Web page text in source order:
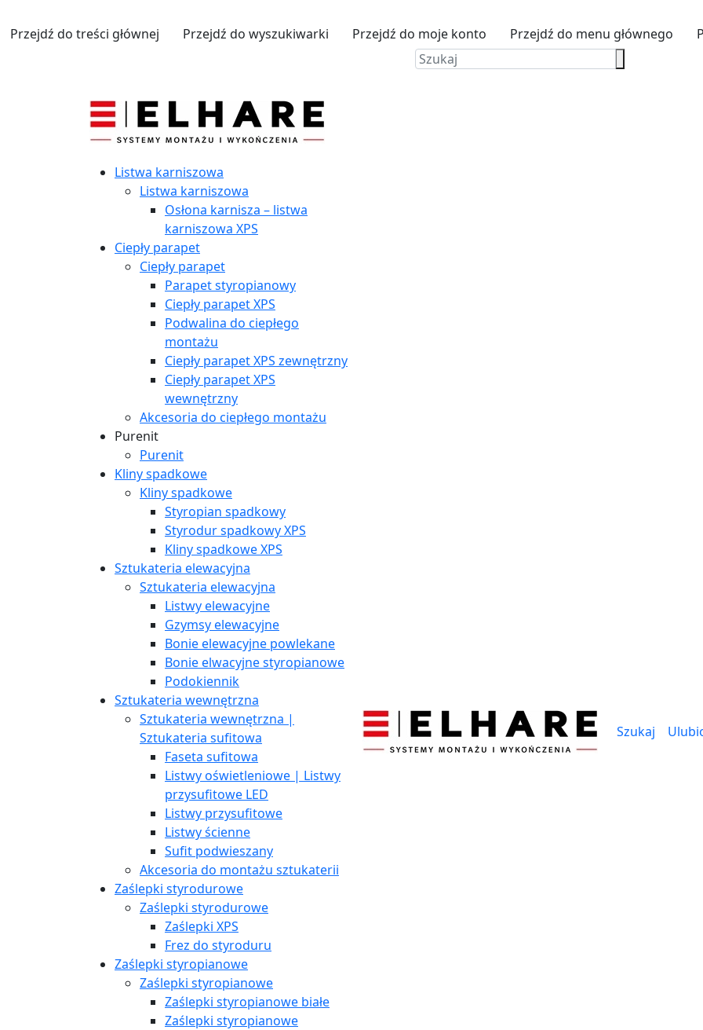
Przejdź do treści głównej Przejdź do wyszukiwarki Przejdź do moje konto Przejdź do menu głównego
Listwa karniszowa
Listwa karniszowa
Osłona karnisza – listwa
karniszowa XPS
Ciepły parapet
Ciepły parapet
Parapet styropianowy
Ciepły parapet XPS
Podwalina do ciepłego
montażu
Ciepły parapet XPS zewnętrzny
Ciepły parapet XPS
wewnętrzny
Akcesoria do ciepłego montażu
Purenit
Purenit
Kliny spadkowe
Kliny spadkowe
Styropian spadkowy
Styrodur spadkowy XPS
Kliny spadkowe XPS
Sztukateria elewacyjna
Sztukateria elewacyjna
Listwy elewacyjne
Gzymsy elewacyjne
Bonie elewacyjne powlekane
Bonie elwacyjne styropianowe
Podokiennik
Sztukateria wewnętrzna
Sztukateria wewnętrzna |
Sztukateria sufitowa
Faseta sufitowa
Listwy oświetleniowe | Listwy
przysufitowe LED
Listwy przysufitowe
Listwy ścienne
Sufit podwieszany
Akcesoria do montażu sztukaterii
Zaślepki styrodurowe
Zaślepki styrodurowe
Zaślepki XPS
Frez do styroduru
Zaślepki styropianowe
Zaślepki styropianowe
Zaślepki styropianowe białe
Zaślepki styropianowe
Szukaj